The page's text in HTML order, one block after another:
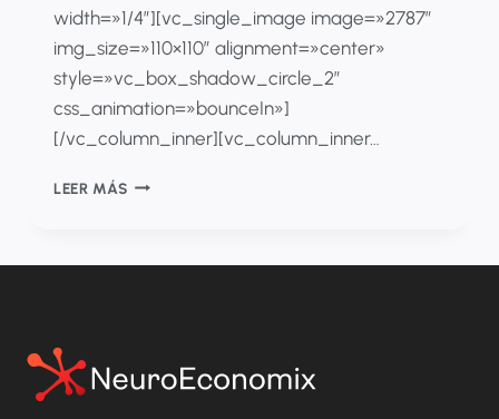
width=»1/4″][vc_single_image image=»2787″
img_size=»110×110″ alignment=»center»
style=»vc_box_shadow_circle_2″
css_animation=»bounceIn»]
[/vc_column_inner][vc_column_inner…
LEER MÁSCENTRALIZED
THE
HEALTH